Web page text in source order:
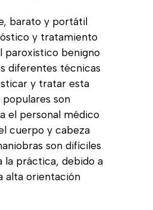
barato y portátil
y tratamiento
paroxístico benigno
diferentes técnicas
y tratar esta
son
el personal médico
cuerpo y cabeza
son difíciles
la práctica, debido a
alta orientación